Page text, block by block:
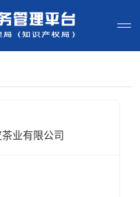
业有限公司